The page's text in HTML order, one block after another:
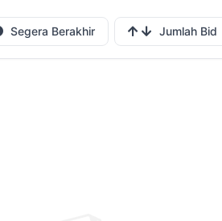
Segera Berakhir Jumlah Bid